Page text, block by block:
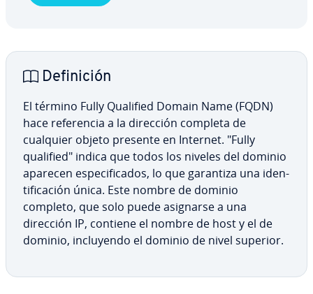
De­fi­ni­ción
El término Fully Qualified Domain Name (FQDN)
hace re­fe­re­n­cia a la dirección completa de
cualquier objeto presente en Internet. "Fully
qualified" indica que todos los niveles del dominio
aparecen es­pe­ci­fi­ca­dos, lo que garantiza una ide­n­
ti­fi­ca­ción única. Este nombre de dominio
completo, que solo puede asignarse a una
dirección IP, contiene el nombre de host y el de
dominio, in­clu­ye­n­do el dominio de nivel superior.